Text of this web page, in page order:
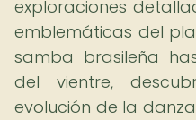
exploraciones
emblemáticas del
samba brasileña
del vientre,
evolución de la